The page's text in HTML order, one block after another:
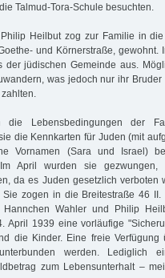
Talmud-Tora-Schule besuchten.
Heilbut zog zur Familie in die
und Körnerstraße, gewohnt.
jüdischen Gemeinde aus.
was jedoch nur ihr Bruder
die Lebensbedingungen der
die Kennkarten für Juden (mit
Vornamen (Sara und Israel)
April wurden sie
da es Juden gesetzlich verboten
zogen in die Breitestraße 46
Hannchen Wahler und Philip
April 1939 eine vorläufige
die Kinder. Eine freie Verfügung
werden. Lediglich
zum Lebensunterhalt –